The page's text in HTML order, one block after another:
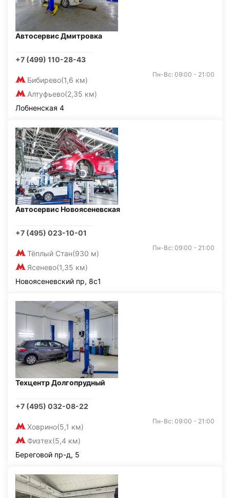
Автосервис Дмитровка
+7 (499) 110-28-43
Бибирево(1,6 км)
Алтуфьево(2,35 км)
Пн-Вс: 09:00 - 21:00
Лобненская 4
Автосервис Новоясеневская
+7 (495) 023-10-01
Тёплый Стан(930 м)
Ясенево(1,35 км)
Пн-Вс: 09:00 - 21:00
Новоясеневский пр, 8с1
Техцентр Долгопрудный
+7 (495) 032-08-22
Ховрино(5,1 км)
Физтех(5,4 км)
Пн-Вс: 09:00 - 21:00
Береговой пр-д, 5